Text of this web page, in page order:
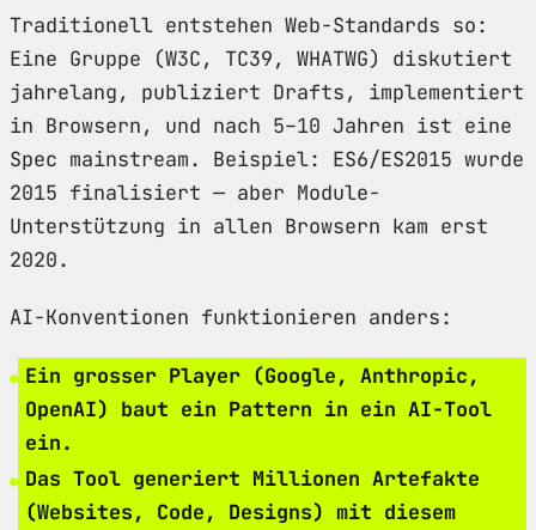
Traditionell entstehen Web-Standards so:
Eine Gruppe (W3C, TC39, WHATWG) diskutiert
jahrelang, publiziert Drafts, implementiert
in Browsern, und nach 5–10 Jahren ist eine
Spec mainstream. Beispiel: ES6/ES2015 wurde
2015 finalisiert — aber Module-
Unterstützung in allen Browsern kam erst
2020.
AI-Konventionen funktionieren anders:
Ein grosser Player (Google, Anthropic,
OpenAI) baut ein Pattern in ein AI-Tool
ein.
Das Tool generiert Millionen Artefakte
(Websites, Code, Designs) mit diesem